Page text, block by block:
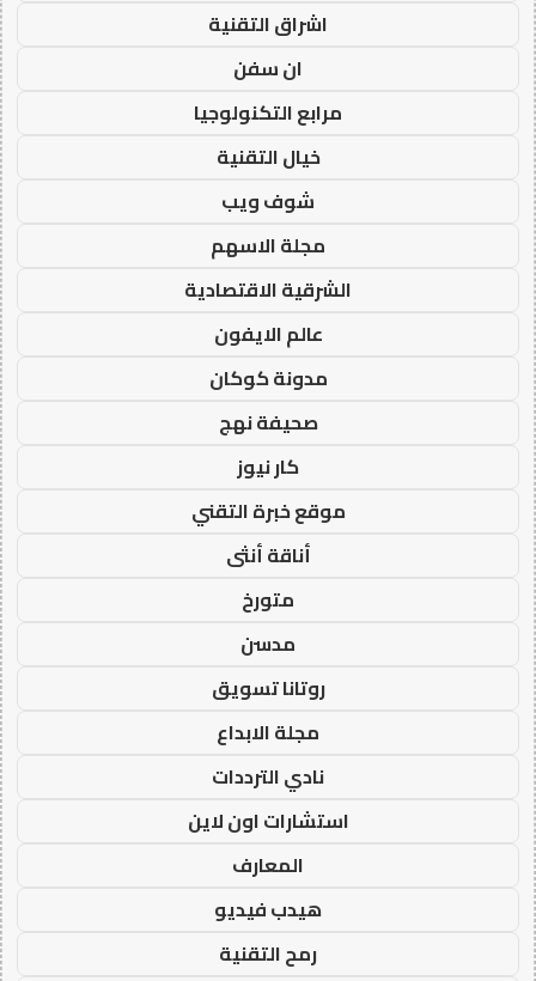
اشراق التقنية
ان سفن
مرابع التكنولوجيا
خيال التقنية
شوف ويب
مجلة الاسهم
الشرقية الاقتصادية
عالم الايفون
مدونة كوكان
صحيفة نهج
كار نيوز
موقع خبرة التقني
أناقة أنثى
متورخ
مدسن
روتانا تسويق
مجلة الابداع
نادي الترددات
استشارات اون لاين
المعارف
هيدب فيديو
رمح التقنية